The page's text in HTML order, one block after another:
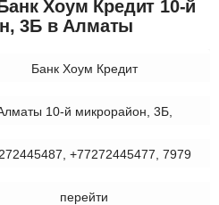
Хоум Кредит 10-й
3Б в Алматы
Банк Хоум Кредит
10-й микрорайон, 3Б,
+77272445477, 7979
перейти